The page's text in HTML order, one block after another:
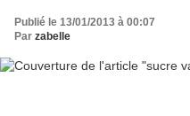
Publié le 13/01/2013 à 00:07
Par zabelle